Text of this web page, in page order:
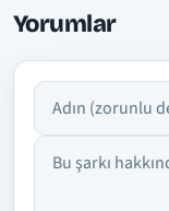
Yorumlar
Adın
Yorumun